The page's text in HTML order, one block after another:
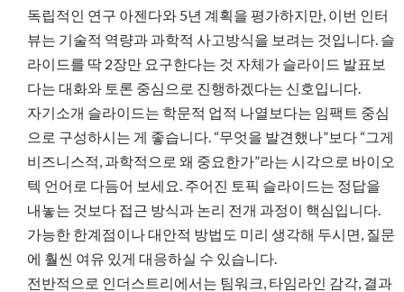
독립적인 연구 아젠다와 5년 계획을 평가하지만, 이번 인터
뷰는 기술적 역량과 과학적 사고방식을 보려는 것입니다. 슬
라이드를 딱 2장만 요구한다는 것 자체가 슬라이드 발표보
다는 대화와 토론 중심으로 진행하겠다는 신호입니다.
자기소개 슬라이드는 학문적 업적 나열보다는 임팩트 중심
으로 구성하시는 게 좋습니다. “무엇을 발견했나”보다 “그게
비즈니스적, 과학적으로 왜 중요한가”라는 시각으로 바이오
텍 언어로 다듬어 보세요. 주어진 토픽 슬라이드는 정답을
내놓는 것보다 접근 방식과 논리 전개 과정이 핵심입니다.
가능한 한계점이나 대안적 방법도 미리 생각해 두시면, 질문
에 훨씬 여유 있게 대응하실 수 있습니다.
전반적으로 인더스트리에서는 팀워크, 타임라인 감각, 결과